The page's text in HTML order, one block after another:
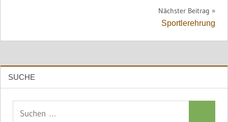
Nächster Beitrag
Sportlerehrung
SUCHE